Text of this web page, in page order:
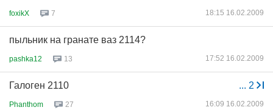
foxikX 7 18:15 16.02.2009
пыльник на гранате ваз 2114?
pashka12 13 17:52 16.02.2009
... 2
Галоген 2110
Phanthom 27 16:09 16.02.2009